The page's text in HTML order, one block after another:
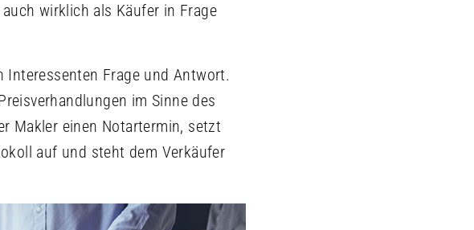
wirklich als Käufer in Frage
Frage und Antwort.
im Sinne des
Makler einen Notartermin, setzt
auf und steht dem Verkäufer